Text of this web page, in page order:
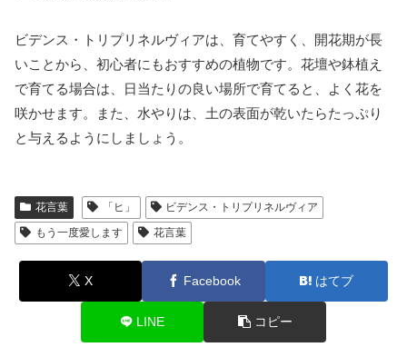
ビデンス・トリプリネルヴィアは、育てやすく、開花期が長
いことから、初心者にもおすすめの植物です。花壇や鉢植え
で育てる場合は、日当たりの良い場所で育てると、よく花を
咲かせます。また、水やりは、土の表面が乾いたらたっぷり
と与えるようにしましょう。
花言葉 「ヒ」
ビデンス・トリプリネルヴィア
もう一度愛します
花言葉
X Facebook はてブ
LINE コピー